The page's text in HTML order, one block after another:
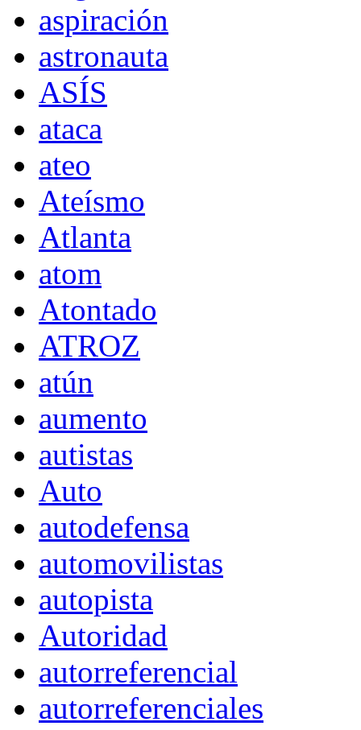
aspiración
astronauta
ASÍS
ataca
ateo
Ateísmo
Atlanta
atom
Atontado
ATROZ
atún
aumento
autistas
Auto
autodefensa
automovilistas
autopista
Autoridad
autorreferencial
autorreferenciales